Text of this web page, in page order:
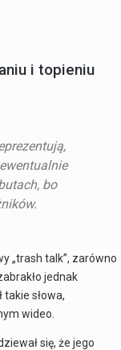
i topieniu
bo
„trash talk”, zarówno
jednak
słowa,
wideo.
się, że jego